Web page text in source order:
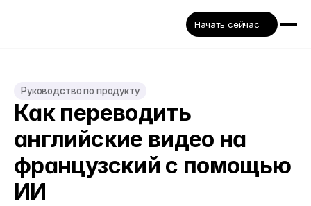
Начать сейчас
Руководство по продукту
Как переводить
английские видео на
французский с помощью
ИИ